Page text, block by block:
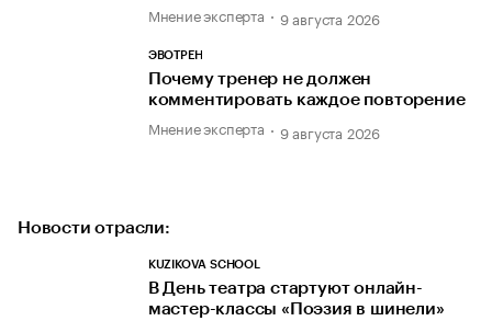
Мнение эксперта 9 августа 2026
ЭВОТРЕН
Почему тренер не должен
комментировать каждое повторение
Мнение эксперта 9 августа 2026
Новости отрасли:
KUZIKOVA SCHOOL
В День театра стартуют онлайн-
мастер-классы «Поэзия в шинели»